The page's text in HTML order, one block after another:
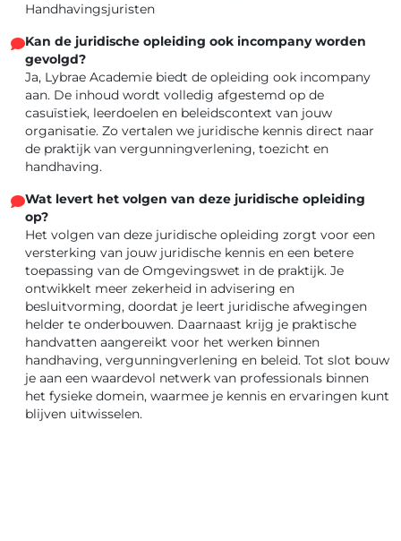
Handhavingsjuristen
Kan de juridische opleiding ook incompany worden
gevolgd?
Ja, Lybrae Academie biedt de opleiding ook incompany
aan. De inhoud wordt volledig afgestemd op de
casuïstiek, leerdoelen en beleidscontext van jouw
organisatie. Zo vertalen we juridische kennis direct naar
de praktijk van vergunningverlening, toezicht en
handhaving.
Wat levert het volgen van deze juridische opleiding
op?
Het volgen van deze juridische opleiding zorgt voor een
versterking van jouw juridische kennis en een betere
toepassing van de Omgevingswet in de praktijk. Je
ontwikkelt meer zekerheid in advisering en
besluitvorming, doordat je leert juridische afwegingen
helder te onderbouwen. Daarnaast krijg je praktische
handvatten aangereikt voor het werken binnen
handhaving, vergunningverlening en beleid. Tot slot bouw
je aan een waardevol netwerk van professionals binnen
het fysieke domein, waarmee je kennis en ervaringen kunt
blijven uitwisselen.